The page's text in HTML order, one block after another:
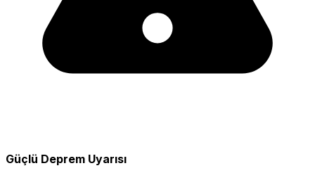
Güçlü Deprem Uyarısı